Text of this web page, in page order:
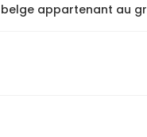
appartenant au